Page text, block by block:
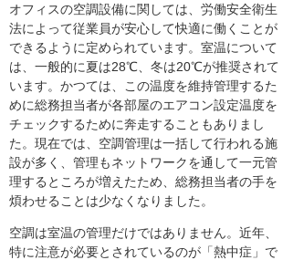
オフィスの空調設備に関しては、労働安全衛生
法によって従業員が安心して快適に働くことが
できるように定められています。室温について
は、一般的に夏は28℃、冬は20℃が推奨されて
います。かつては、この温度を維持管理するた
めに総務担当者が各部屋のエアコン設定温度を
チェックするために奔走することもありまし
た。現在では、空調管理は一括して行われる施
設が多く、管理もネットワークを通して一元管
理するところが増えたため、総務担当者の手を
煩わせることは少なくなりました。
空調は室温の管理だけではありません。近年、
特に注意が必要とされているのが「熱中症」で